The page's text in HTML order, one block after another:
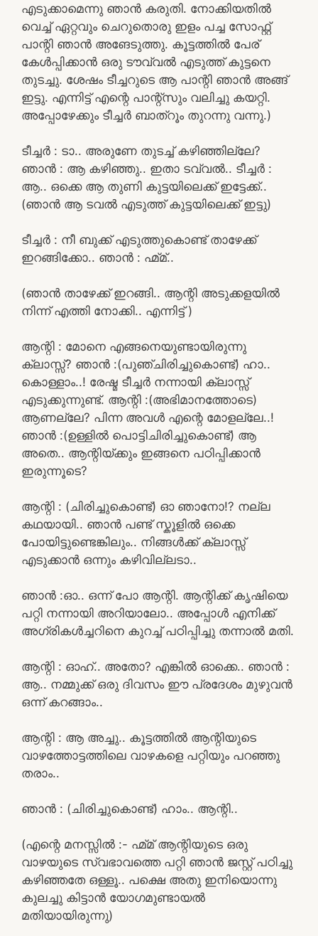
എടുക്കാമെന്നു ഞാൻ കരുതി. നോക്കിയതിൽ
വെച്ച് ഏറ്റവും ചെറുതൊരു ഇളം പച്ച സോഫ്റ്റ്‌
പാന്റി ഞാൻ അങേടുത്തു. കൂട്ടത്തിൽ പേര്
കേൾപ്പിക്കാൻ ഒരു ടൗവ്വൽ എടുത്ത് കുട്ടനെ
തുടച്ചു. ശേഷം ടീച്ചറുടെ ആ പാന്റി ഞാൻ അങ്ങ്
ഇട്ടു. എന്നിട്ട് എന്റെ പാന്റ്സും വലിച്ചു കയറ്റി.
അപ്പോഴേക്കും ടീച്ചർ ബാത്റൂം തുറന്നു വന്നു.)
ടീച്ചർ : ടാ.. അരുണേ തുടച്ച് കഴിഞ്ഞില്ലേ?
ഞാൻ : ആ കഴിഞ്ഞു.. ഇതാ ടവ്വൽ.. ടീച്ചർ :
ആ.. ഒക്കെ ആ തുണി കുട്ടയിലെക്ക് ഇട്ടേക്ക്..
(ഞാൻ ആ ടവൽ എടുത്ത് കുട്ടയിലെക്ക് ഇട്ടു)
ടീച്ചർ : നീ ബുക്ക്‌ എടുത്തുകൊണ്ട് താഴേക്ക്
ഇറങ്ങിക്കോ.. ഞാൻ : ഹ്മ്മ്..
(ഞാൻ താഴേക്ക് ഇറങ്ങി.. ആന്റി അടുക്കളയിൽ
നിന്ന് എത്തി നോക്കി.. എന്നിട്ട് )
ആന്റി : മോനെ എങ്ങനെയുണ്ടായിരുന്നു
ക്ലാസ്സ്‌? ഞാൻ :(പുഞ്ചിരിച്ചുകൊണ്ട്) ഹാ..
കൊള്ളാം..! രേഷ്മ ടീച്ചർ നന്നായി ക്ലാസ്സ്‌
എടുക്കുന്നുണ്ട്. ആന്റി :(അഭിമാനത്തോടെ)
ആണല്ലേ? പിന്ന അവൾ എന്റെ മോളല്ലേ..!
ഞാൻ :(ഉള്ളിൽ പൊട്ടിചിരിച്ചുകൊണ്ട്) ആ
അതെ.. ആന്റിയ്ക്കും ഇങ്ങനെ പഠിപ്പിക്കാൻ
ഇരുന്നൂടെ?
ആന്റി : (ചിരിച്ചുകൊണ്ട്) ഓ ഞാനോ!? നല്ല
കഥയായി.. ഞാൻ പണ്ട് സ്കൂളിൽ ഒക്കെ
പോയിട്ടുണ്ടെങ്കിലും.. നിങ്ങൾക്ക് ക്ലാസ്സ്‌
എടുക്കാൻ ഒന്നും കഴിവില്ലടാ..
ഞാൻ :ഓ.. ഒന്ന് പോ ആന്റി. ആന്റിക്ക് കൃഷിയെ
പറ്റി നന്നായി അറിയാലോ.. അപ്പോൾ എനിക്ക്
അഗ്രികൾച്ചറിനെ കുറച്ച് പഠിപ്പിച്ചു തന്നാൽ മതി.
ആന്റി : ഓഹ്.. അതോ? എങ്കിൽ ഓക്കെ.. ഞാൻ :
ആ.. നമ്മുക്ക് ഒരു ദിവസം ഈ പ്രദേശം മുഴുവൻ
ഒന്ന് കറങ്ങാം..
ആന്റി : ആ അച്ചു.. കൂട്ടത്തിൽ ആന്റിയുടെ
വാഴത്തോട്ടത്തിലെ വാഴകളെ പറ്റിയും പറഞ്ഞു
തരാം..
ഞാൻ : (ചിരിച്ചുകൊണ്ട്) ഹാം.. ആന്റി..
(എന്റെ മനസ്സിൽ :- ഹ്മ്മ് ആന്റിയുടെ ഒരു
വാഴയുടെ സ്വഭാവത്തെ പറ്റി ഞാൻ ജസ്റ്റ്‌ പഠിച്ചു
കഴിഞ്ഞതേ ഒള്ളൂ.. പക്ഷെ അതു ഇനിയൊന്നു
കുലച്ചു കിട്ടാൻ യോഗമുണ്ടായൽ
മതിയായിരുന്നു)